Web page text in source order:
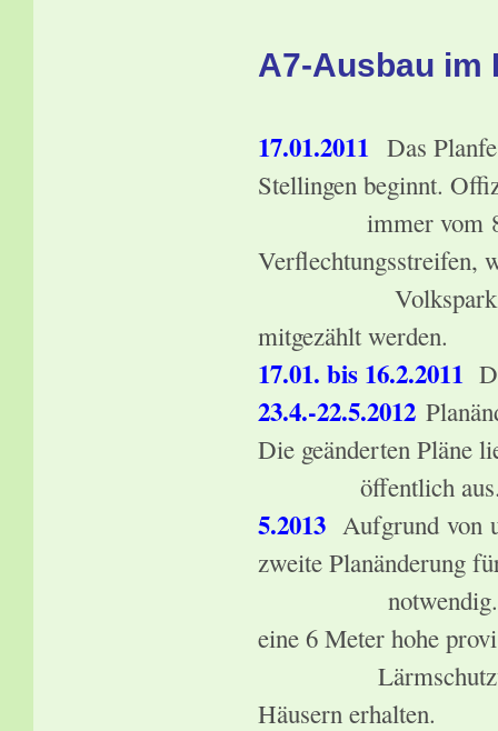
A7-Ausbau im
17.01.2011 Das
Stellingen beginnt.
immer vom 8-
Verflechtungsstreifen,
Volkspark und
mitgezählt werden.
17.01. bis 16.2.2011
23.4.-22.5.2012
Die geänderten Pläne
öffentlich
5.2013 Aufgrund von
zweite Planänderung
notwendig. Die
eine 6 Meter hohe
Lärmschutzwand
Häusern erhalten.